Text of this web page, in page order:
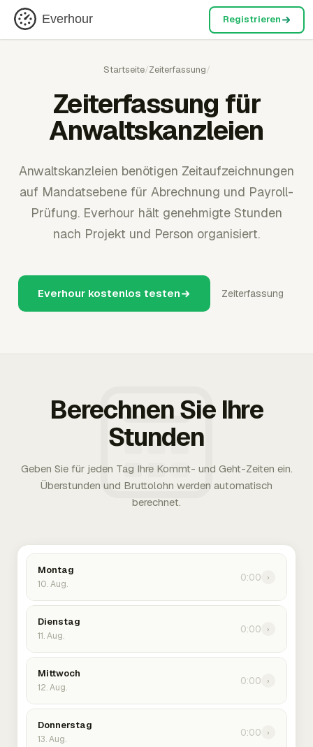
Everhour Registrieren
Startseite/Zeiterfassung/
Zeiterfassung für
Anwaltskanzleien
Anwaltskanzleien benötigen Zeitaufzeichnungen
auf Mandatsebene für Abrechnung und Payroll-
Prüfung. Everhour hält genehmigte Stunden
nach Projekt und Person organisiert.
Everhour kostenlos testen Zeiterfassung
Berechnen Sie Ihre
Stunden
Geben Sie für jeden Tag Ihre Kommt- und Geht-Zeiten ein.
Überstunden und Bruttolohn werden automatisch
berechnet.
Montag
10. Aug.
0:00 ›
Dienstag
11. Aug.
0:00 ›
Mittwoch
12. Aug.
0:00 ›
Donnerstag
13. Aug.
0:00 ›